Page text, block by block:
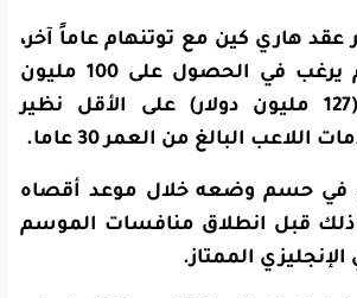
هاري كين مع توتنهام عاماً آخر،
وتردد أن توتنهام يرغب في الحصول على 100 مليون
جنيه إسترليني (127 مليون دولار) على الأقل نظير
البالغ من العمر 30 عاما.
في حسم وضعه خلال موعد أقصاه
وذلك قبل انطلاق منافسات الموسم
الممتاز.